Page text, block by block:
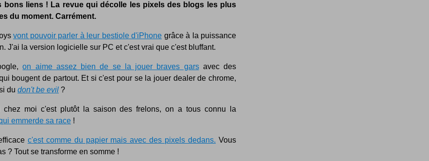
bons liens ! La revue qui décolle les pixels des blogs les plus
du moment. Carrément.
vont pouvoir parler à leur bestiole d'iPhone grâce à la puissance
J'ai la version logicielle sur PC et c'est vrai que c'est bluffant.
on aime assez bien de se la jouer braves garsavec des
bougent de partout. Et si c'est pour se la jouer dealer de chrome,
du don't be evil ?
chez moi c'est plutôt la saison des frelons, on a tous connu la
emmerde sa race !
c'est comme du papier mais avec des pixels dedans. Vous
? Tout se transforme en somme !